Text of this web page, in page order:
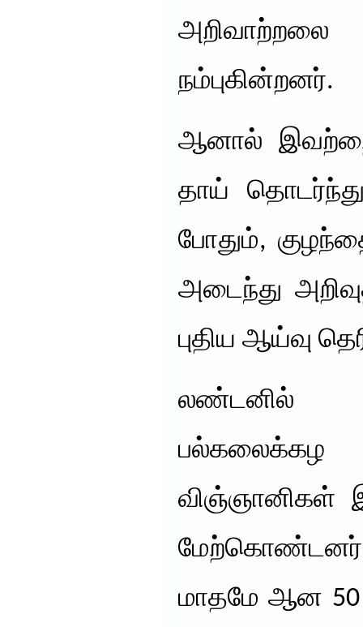
நம்புகின்றனர்.
ஆனால்
தாய்
போதும்,
அடைந்து
புதிய ஆய்வு
லண்டனில்
விஞ்ஞானிகள்
மாதமே ஆன 50